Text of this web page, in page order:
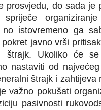
prosvjedu, do sada je
organiziranje
no istovremeno ga
javno vrši
Ukoliko će se
nastaviti od
štrajk i zahtijeva
važno pokušati
pasivnosti